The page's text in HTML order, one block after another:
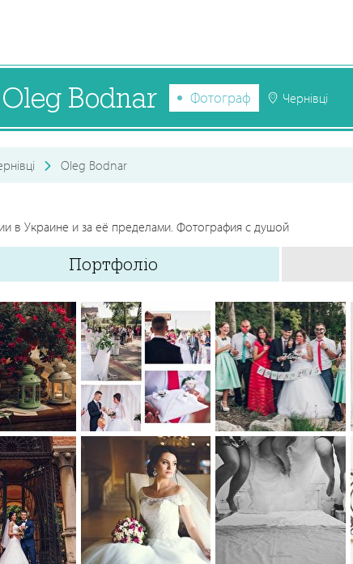
Oleg Bodnar Фотограф Чернівці
Oleg Bodnar
в Украине и за её пределами. Фотография с душой
Портфоліо
0 0 0